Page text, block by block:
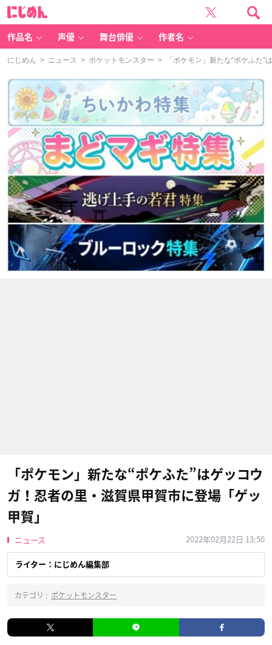
作品名 声優 舞台俳優 作者名
にじめん > ニュース > ポケットモンスター > 「ポケモン」新たな“ポケふた”
「ポケモン」新たな“ポケふた”はゲッコウ
ガ！忍者の里・滋賀県甲賀市に登場「ゲッ
甲賀」
ニュース 2022年02月22日 13:50
ライター：にじめん編集部
カテゴリ : ポケットモンスター